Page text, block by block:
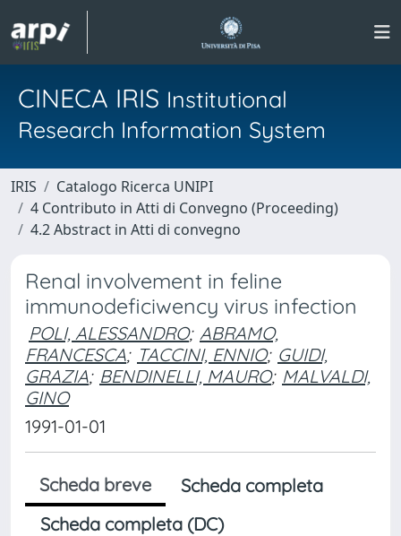
CINECA IRIS Institutional
Research Information System
IRIS
Catalogo Ricerca UNIPI
4 Contributo in Atti di Convegno (Proceeding)
4.2 Abstract in Atti di convegno
Renal involvement in feline
immunodeficiwency virus infection
POLI, ALESSANDRO; ABRAMO,
FRANCESCA; TACCINI, ENNIO; GUIDI,
GRAZIA; BENDINELLI, MAURO; MALVALDI,
GINO
1991-01-01
Scheda breve
Scheda completa
Scheda completa (DC)